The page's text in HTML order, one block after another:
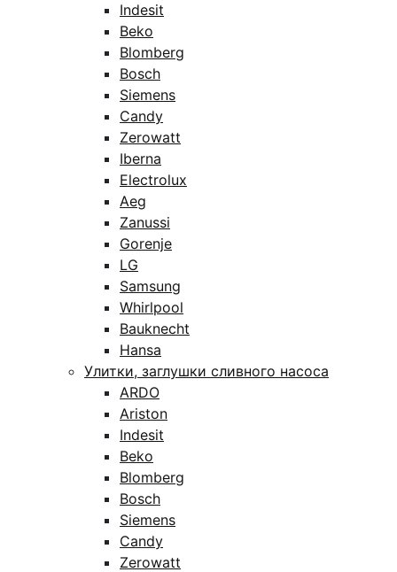
Indesit
Beko
Blomberg
Bosch
Siemens
Candy
Zerowatt
Iberna
Electrolux
Aeg
Zanussi
Gorenje
LG
Samsung
Whirlpool
Bauknecht
Hansa
Улитки, заглушки сливного насоса
ARDO
Ariston
Indesit
Beko
Blomberg
Bosch
Siemens
Candy
Zerowatt